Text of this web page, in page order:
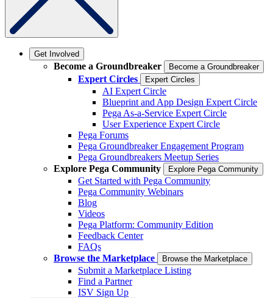
Get Involved
Become a Groundbreaker Become a Groundbreaker
Expert Circles Expert Circles
AI Expert Circle
Blueprint and App Design Expert Circle
Pega As-a-Service Expert Circle
User Experience Expert Circle
Pega Forums
Pega Groundbreaker Engagement Program
Pega Groundbreakers Meetup Series
Explore Pega Community
Explore Pega Community
Get Started with Pega Community
Pega Community Webinars
Blog
Videos
Pega Platform: Community Edition
Feedback Center
FAQs
Browse the Marketplace
Browse the Marketplace
Submit a Marketplace Listing
Find a Partner
ISV Sign Up